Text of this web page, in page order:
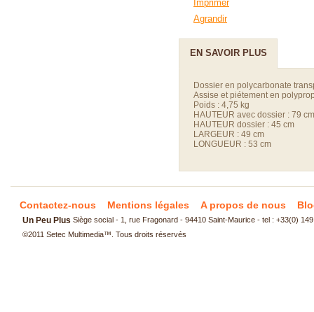
Imprimer
Agrandir
EN SAVOIR PLUS
Dossier en polycarbonate
Assise et piétement en
Poids : 4,75 kg
HAUTEUR avec dossier : 79 cm
HAUTEUR dossier : 45 cm
LARGEUR : 49 cm
LONGUEUR : 53 cm
Contactez-nous Mentions légales A propos de nous
Un Peu Plus Siège social - 1, rue Fragonard - 94410 Saint-Maurice - tel : +33(0)
©2011 Setec Multimedia™. Tous droits réservés